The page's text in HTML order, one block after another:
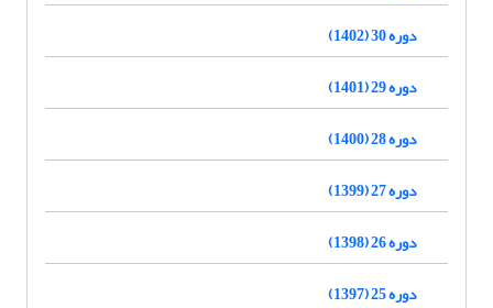
دوره 30 (1402)
دوره 29 (1401)
دوره 28 (1400)
دوره 27 (1399)
دوره 26 (1398)
دوره 25 (1397)